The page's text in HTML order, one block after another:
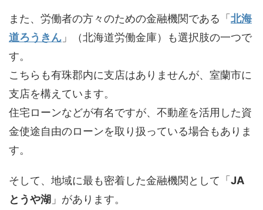
また、労働者の方々のための金融機関である「 北海
道ろうきん 」（北海道労働金庫）も選択肢の一つで
す。
こちらも有珠郡内に支店はありませんが、室蘭市に
支店を構えています。
住宅ローンなどが有名ですが、不動産を活用した資
金使途自由のローンを取り扱っている場合もありま
す。
そして、地域に最も密着した金融機関として「 JA
とうや湖 」があります。